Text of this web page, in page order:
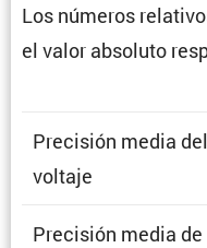
Los números
el valor absoluto
Preci­sión media del
voltaje
Preci­sión media de